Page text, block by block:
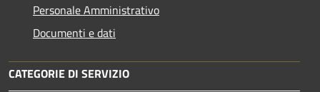
Personale Amministrativo
Documenti e dati
CATEGORIE DI SERVIZIO